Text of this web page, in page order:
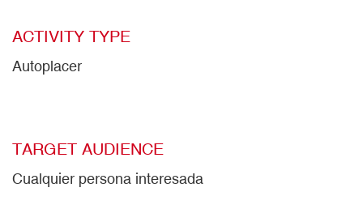
ACTIVITY TYPE
Autoplacer
TARGET AUDIENCE
Cualquier persona interesada